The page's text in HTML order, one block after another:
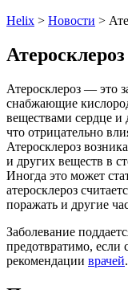
Helix > Новости >
Атеросклероз
Атеросклероз — это
снабжающие
веществами сердце и
что отрицательно
Атеросклероз
и других веществ в
Иногда это может
атеросклероз
поражать и другие
Заболевание
предотвратимо,
рекомендации врачей.